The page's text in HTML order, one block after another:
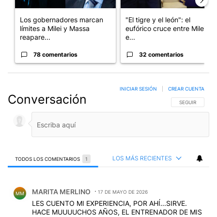
Los gobernadores marcan
límites a Milei y Massa
reapare...
78 comentarios
"El tigre y el león": el
eufórico cruce entre Milei y
e...
32 comentarios
Conversación SIGA ESTA
SEGUIR
INICIAR SESIÓN CREAR CUENTA
TODOS LOS COMENTARIOS 1 LOS MÁS RECIENTES
MM MARITA MERLINO 17 DE MAYO DE 2026
LES CUENTO MI EXPERIENCIA, POR AHÍ...SIRVE.
HACE MUUUUCHOS AÑOS, EL ENTRENADOR DE MIS